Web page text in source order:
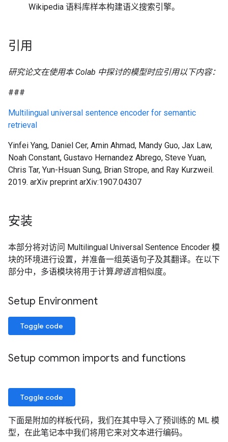
Wikipedia 语料库样本构建语义搜索引擎。
引用
研究论文在使用本 Colab 中探讨的模型时应引用以下内容：
###
Multilingual universal sentence encoder for semantic
retrieval
Yinfei Yang, Daniel Cer, Amin Ahmad, Mandy Guo, Jax Law,
Noah Constant, Gustavo Hernandez Abrego, Steve Yuan,
Chris Tar, Yun-Hsuan Sung, Brian Strope, and Ray Kurzweil.
2019. arXiv preprint arXiv:1907.04307
安装
本部分将对访问 Multilingual Universal Sentence Encoder 模
块的环境进行设置，并准备一组英语句子及其翻译。在以下
部分中，多语模块将用于计算跨语言相似度。
Setup Environment
Toggle code
Setup common imports and functions
Toggle code
下面是附加的样板代码，我们在其中导入了预训练的 ML 模
型，在此笔记本中我们将用它来对文本进行编码。